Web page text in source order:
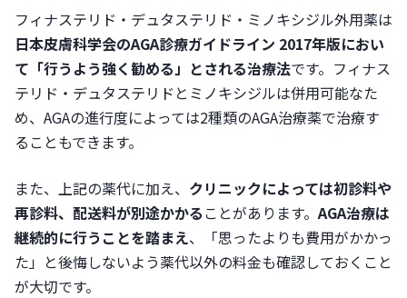
フィナステリド・デュタステリド・ミノキシジル外用薬は
日本皮膚科学会のAGA診療ガイドライン 2017年版におい
て「行うよう強く勧める」とされる治療法です。フィナス
テリド・デュタステリドとミノキシジルは併用可能なた
め、AGAの進行度によっては2種類のAGA治療薬で治療す
ることもできます。
また、上記の薬代に加え、 クリニックによっては初診料や
再診料、配送料が別途かかる ことがあります。 AGA治療は
継続的に行うことを踏まえ、「思ったよりも費用がかかっ
た」と後悔しないよう薬代以外の料金も確認しておくこと
が大切です。